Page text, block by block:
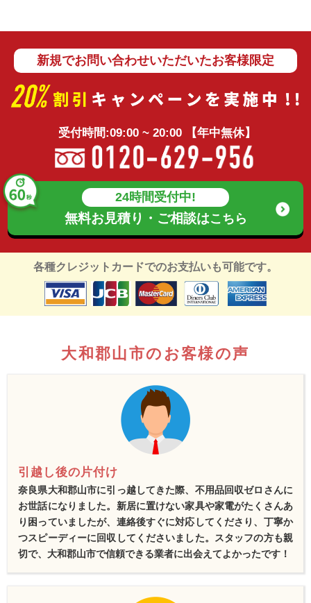
新規でお問い合わせいただいたお客様限定
受付時間:09:00 ~ 20:00 【年中無休】
24時間受付中!
無料お見積り・ご相談はこちら
各種クレジットカードでのお支払いも可能です。
大和郡山市のお客様の声
引越し後の片付け
奈良県大和郡山市に引っ越してきた際、不用品回収ゼロさんに
お世話になりました。新居に置けない家具や家電がたくさんあ
り困っていましたが、連絡後すぐに対応してくださり、丁寧か
つスピーディーに回収してくださいました。スタッフの方も親
切で、大和郡山市で信頼できる業者に出会えてよかったです！